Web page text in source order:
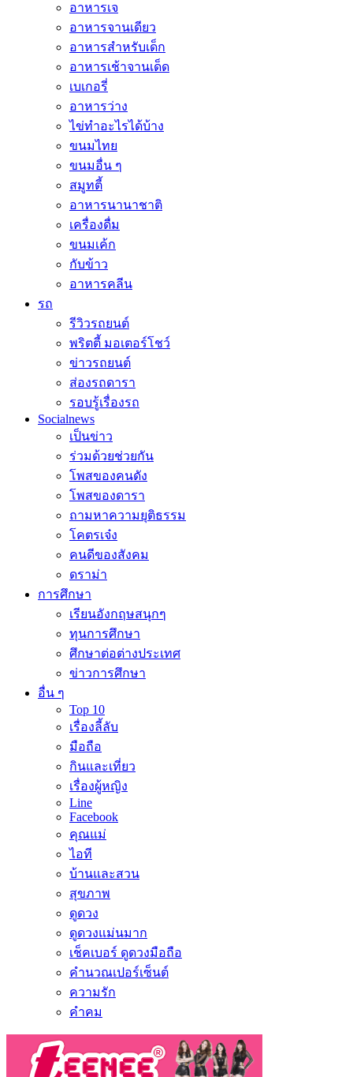
อาหารเจ
อาหารจานเดียว
อาหารสำหรับเด็ก
อาหารเช้าจานเด็ด
เบเกอรี่
อาหารว่าง
ไข่ทำอะไรได้บ้าง
ขนมไทย
ขนมอื่น ๆ
สมูทตี้
อาหารนานาชาติ
เครื่องดื่ม
ขนมเค้ก
กับข้าว
อาหารคลีน
รถ
รีวิวรถยนต์
พริตตี้ มอเตอร์โชว์
ข่าวรถยนต์
ส่องรถดารา
รอบรู้เรื่องรถ
Socialnews
เป็นข่าว
ร่วมด้วยช่วยกัน
โพสของคนดัง
โพสของดารา
ถามหาความยุติธรรม
โคตรเจ๋ง
คนดีของสังคม
ดราม่า
การศึกษา
เรียนอังกฤษสนุกๆ
ทุนการศึกษา
ศึกษาต่อต่างประเทศ
ข่าวการศึกษา
อื่น ๆ
Top 10
เรื่องลี้ลับ
มือถือ
กินและเที่ยว
เรื่องผู้หญิง
Line
Facebook
คุณแม่
ไอที
บ้านและสวน
สุขภาพ
ดูดวง
ดูดวงแม่นมาก
เช็คเบอร์ ดูดวงมือถือ
คำนวณเปอร์เซ็นต์
ความรัก
คำคม